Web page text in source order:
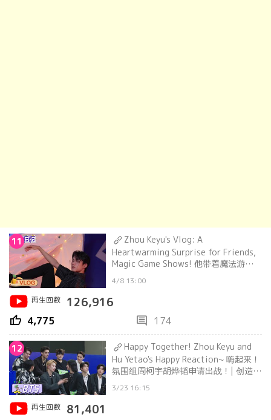
11
Zhou Keyu's Vlog: A
Heartwarming Surprise for Friends,
Magic Game Shows! 他带着魔法游戏来
4/8 13:00
再生回数
126,916
thumb_up 4,775 comment 174
12
Happy Together! Zhou Keyu and
Hu Yetao's Happy Reaction~ 嗨起来！
氛围组周柯宇胡烨韬申请出战！| 创造营
3/23 16:15
再生回数
81,401